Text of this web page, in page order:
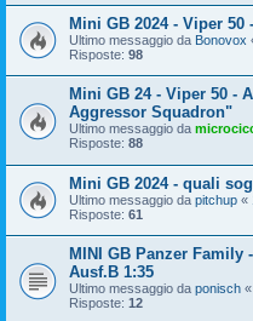
Mini GB 2024 - Viper 50
Ultimo messaggio da Bonovox
Risposte: 98
Mini GB 24 - Viper 50 -
Aggressor Squadron"
Ultimo messaggio da
Risposte: 88
Mini GB 2024 - quali
Ultimo messaggio da pitchup «
Risposte: 61
MINI GB Panzer Family
Ausf.B 1:35
Ultimo messaggio da ponisch «
Risposte: 12